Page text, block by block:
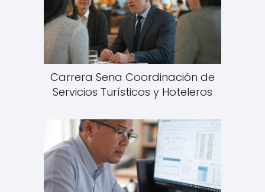
Carrera Sena Coordinación de
Servicios Turísticos y Hoteleros